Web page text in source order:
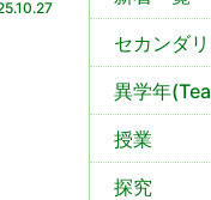
セカンダ
異学年
授業
探究